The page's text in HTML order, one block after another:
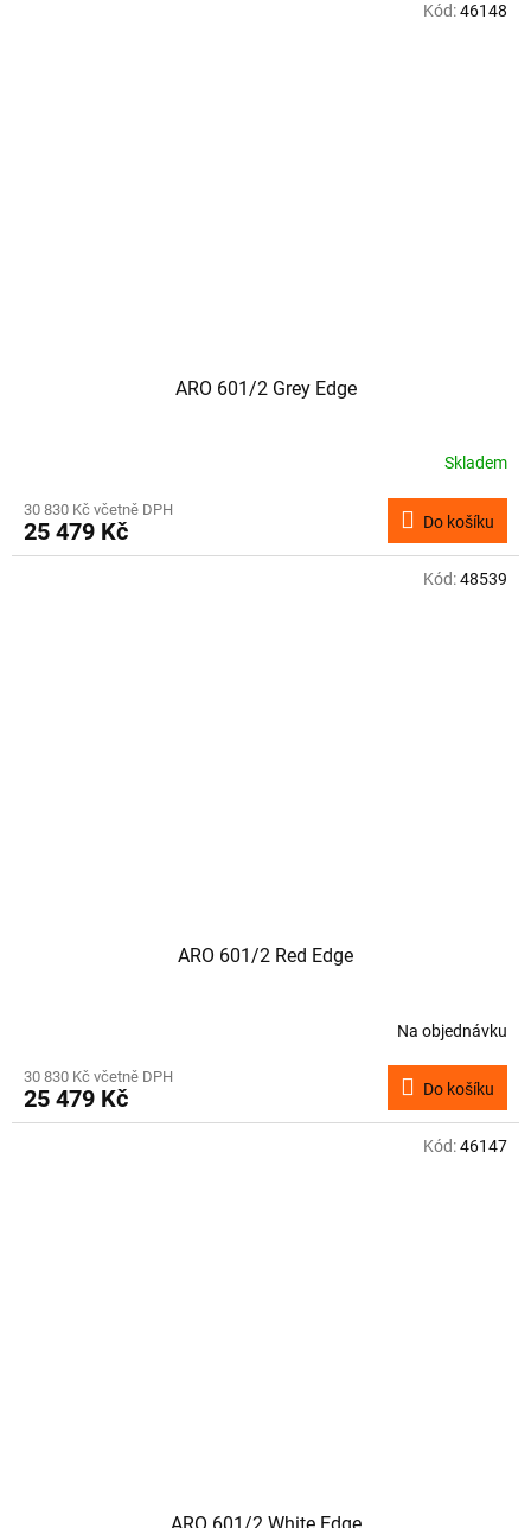
ARO 601/2 Grey Edge
Skladem
30 830 Kč včetně DPH
25 479 Kč Do košíku
Kód:46148
ARO 601/2 Red Edge
Na objednávku
30 830 Kč včetně DPH
25 479 Kč Do košíku
Kód:48539
Kód:46147